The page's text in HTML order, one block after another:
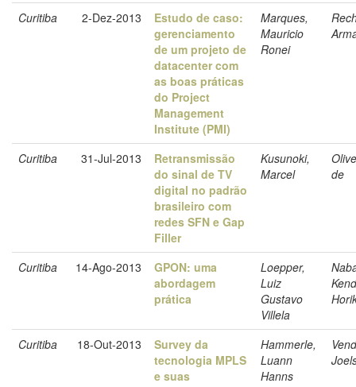
Curitiba 2-Dez-2013
Estudo de caso:
gerenciamento
de um projeto de
datacenter com
as boas práticas
do Project
Management
Institute (PMI)
Marques,
Mauricio
Ronei
Curitiba 31-Jul-2013
Retransmissão
do sinal de TV
digital no padrão
brasileiro com
redes SFN e Gap
Filler
Kusunoki,
Marcel
de
Curitiba 14-Ago-2013
GPON: uma
abordagem
prática
Loepper,
Luiz
Gustavo
Villela
Curitiba 18-Out-2013
Survey da
tecnologia MPLS
e suas
Hammerle,
Luann
Hanns